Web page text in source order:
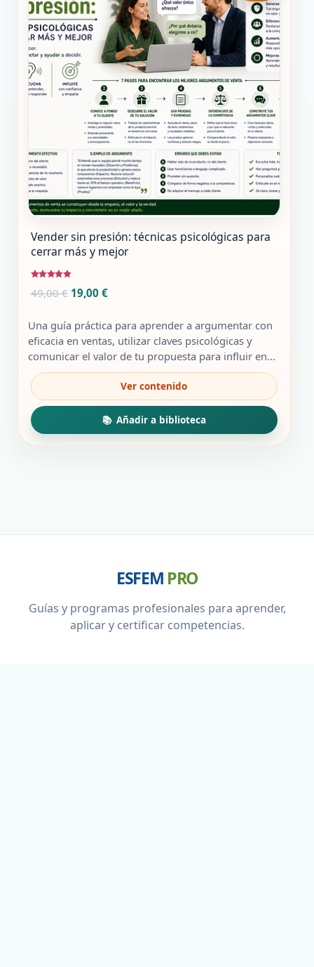
Vender sin presión: técnicas psicológicas para
cerrar más y mejor
con
5.00
49,00€ El
original
era:
49,00 €.
19,00 €El
actual
es:
19,00 €.
Una guía práctica para aprender a argumentar con
eficacia en ventas, utilizar claves psicológicas y
comunicar el valor de tu propuesta para influir en...
ESFEM PRO
Guías y programas profesionales para aprender,
aplicar y certificar competencias.